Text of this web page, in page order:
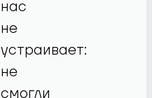
нас
не
устраивает:
не
смогли